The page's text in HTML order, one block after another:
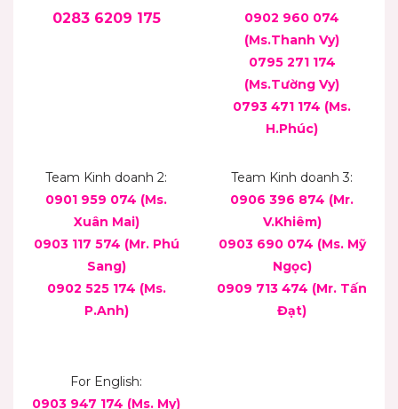
0283 6209 175
0902 960 074
(Ms.Thanh Vy)
0795 271 174
(Ms.Tường Vy)
0793 471 174 (Ms.
H.Phúc)
Team Kinh doanh 2:
0901 959 074 (Ms.
Xuân Mai)
0903 117 574 (Mr. Phú
Sang)
0902 525 174 (Ms.
P.Anh)
Team Kinh doanh 3:
0906 396 874 (Mr.
V.Khiêm)
0903 690 074 (Ms. Mỹ
Ngọc)
0909 713 474 (Mr. Tấn
Đạt)
For English:
0903 947 174 (Ms. My)